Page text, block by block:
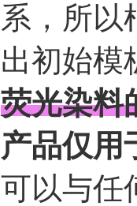
系，所以
出初始模
荧光染料
产品仅用
可以与任